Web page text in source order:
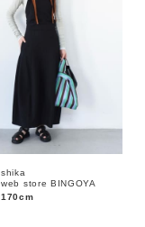
shika
web store BINGOYA
170cm